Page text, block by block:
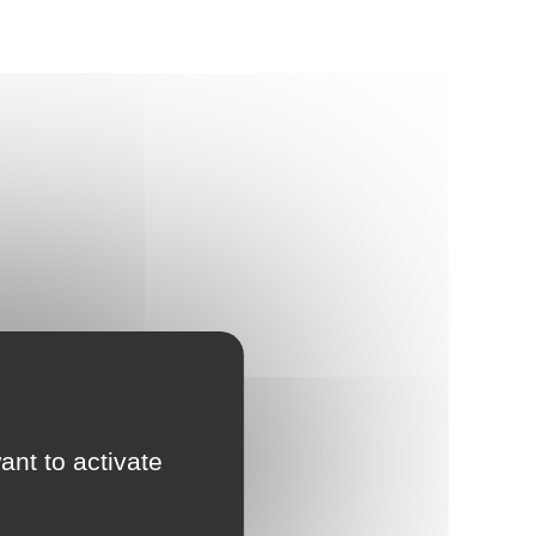
to activate